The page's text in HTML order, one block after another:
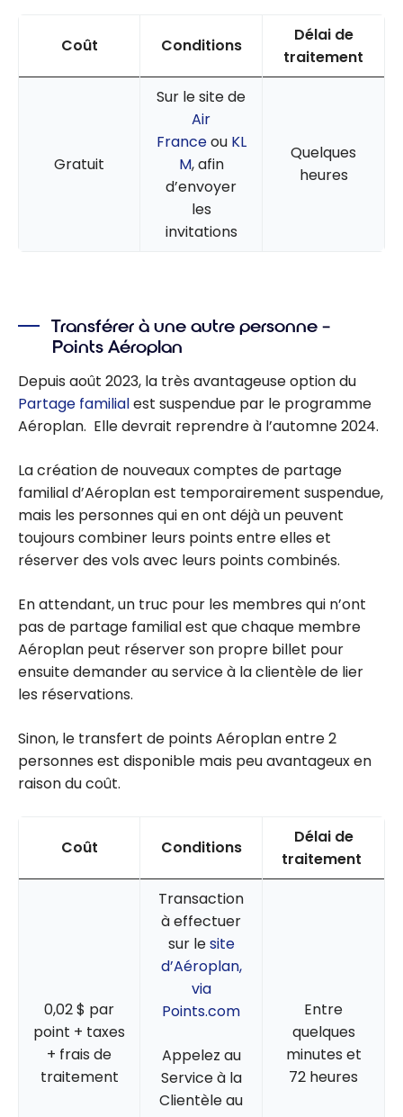
Coût Conditions
Délai de
traitement
Gratuit
Sur le site de
Air
Franceou KL
M, afin
d’envoyer
les
invitations
Quelques
heures
Transférer à une autre personne –
Points Aéroplan
Depuis août 2023, la très avantageuse option du
Partage familialest suspendue par le programme
Aéroplan. Elle devrait reprendre à l’automne 2024.
La création de nouveaux comptes de partage
familial d’Aéroplan est temporairement suspendue,
mais les personnes qui en ont déjà un peuvent
toujours combiner leurs points entre elles et
réserver des vols avec leurs points combinés.
En attendant, un truc pour les membres qui n’ont
pas de partage familial est que chaque membre
Aéroplan peut réserver son propre billet pour
ensuite demander au service à la clientèle de lier
les réservations.
Sinon, le transfert de points Aéroplan entre 2
personnes est disponible mais peu avantageux en
raison du coût.
Coût Conditions
Délai de
traitement
0,02 $ par
point + taxes
+ frais de
traitement
Transaction
à effectuer
sur lesite
d’Aéroplan,
via
Points.com
Appelez au
Service à la
Clientèle au
Entre
quelques
minutes et
72 heures